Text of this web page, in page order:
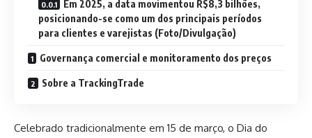
Em 2025, a data movimentou R$8,3 bilhões,
posicionando-se como um dos principais períodos
para clientes e varejistas (Foto/Divulgação)
Governança comercial e monitoramento dos preços
Sobre a TrackingTrade
Celebrado tradicionalmente em 15 de março, o Dia do